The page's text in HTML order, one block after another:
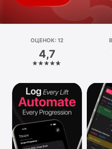
Arcade
Платформа
iPhone
iPad
Mac
Vision
Watch
TV
ОЦЕНОК: 12
4,7